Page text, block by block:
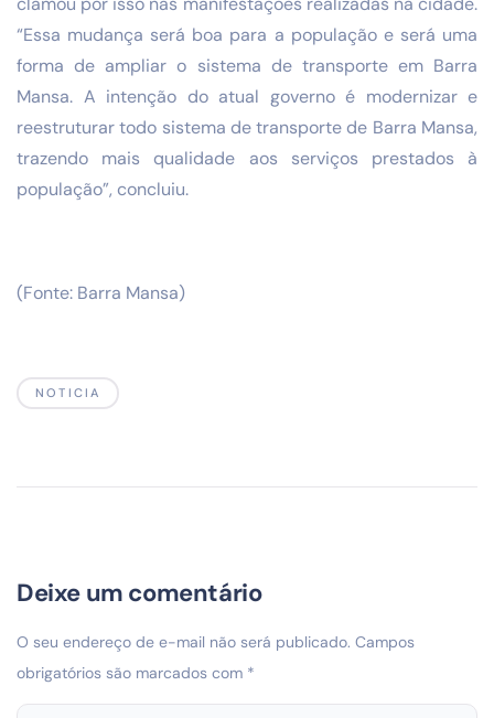
“Essa mudança será boa para a população e será uma
forma de ampliar o sistema de transporte em Barra
Mansa. A intenção do atual governo é modernizar e
reestruturar todo sistema de transporte de Barra Mansa,
trazendo mais qualidade aos serviços prestados à
população”, concluiu.
(Fonte: Barra Mansa)
NOTICIA
Deixe um comentário
O seu endereço de e-mail não será publicado. Campos
obrigatórios são marcados com *